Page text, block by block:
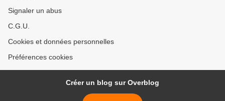
Signaler un abus
C.G.U.
Cookies et données personnelles
Préférences cookies
Créer un blog sur Overblog